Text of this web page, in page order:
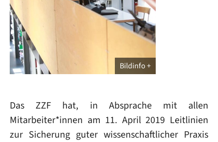
Bildinfo
Das ZZF hat, in Absprache mit allen
Mitarbeiter*innen am 11. April 2019 Leitlinien
zur Sicherung guter wissenschaftlicher Praxis